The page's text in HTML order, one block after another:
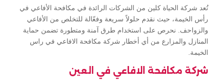
تُعد شركة الحياة كلين من الشركات الرائدة في مكافحة الأفاعي في
رأس الخيمة، حيث نقدم حلولاً سريعة وفعّالة للتخلص من الأفاعي
والزواحف. نحرص على استخدام طرق آمنة ومتطورة تضمن حماية
المنازل والمزارع من أي أخطار شركة مكافحة الافاعي في راس
الخيمة.
شركة مكافحة الافاعي في العين